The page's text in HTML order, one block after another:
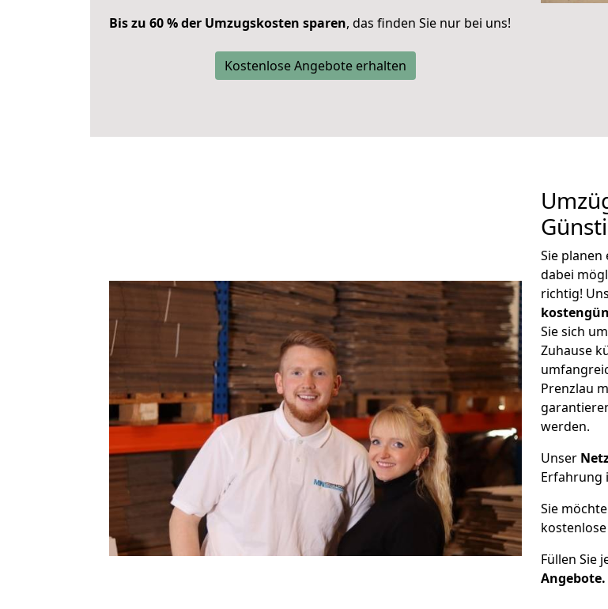
Bis zu 60 % der Umzugskosten sparen, das finden Sie nur bei uns!
Kostenlose Angebote erhalten
Sie
dabei
richtig!
Sie sich
Zuhause
Prenzlau
werden.
Unser
Erfahrung
Sie
Füllen Sie
Angebote.